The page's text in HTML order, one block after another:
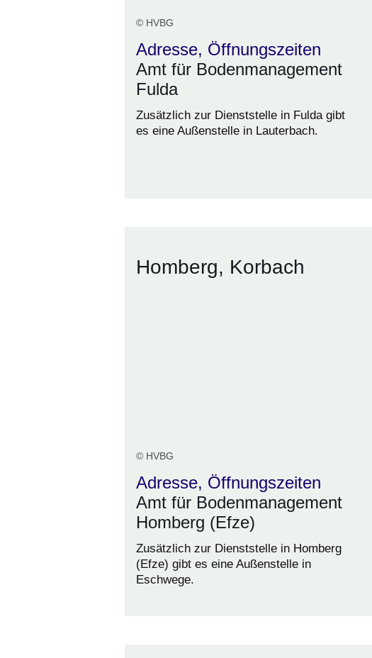
© HVBG
Adresse, Öffnungszeiten
Amt für Bodenmanagement
Fulda
Zusätzlich zur Dienststelle in Fulda gibt
es eine Außenstelle in Lauterbach.
Homberg, Korbach
© HVBG
Adresse, Öffnungszeiten
Amt für Bodenmanagement
Homberg (Efze)
Zusätzlich zur Dienststelle in Homberg
(Efze) gibt es eine Außenstelle in
Eschwege.